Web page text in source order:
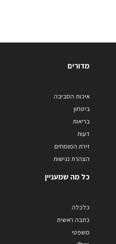
מדורים
איכות הסביבה
ביטחון
בריאות
דעות
זירת המומחים
הצהרת נגישות
כל מה שמעניין
כלכלה
כתבה ראשית
משפטי